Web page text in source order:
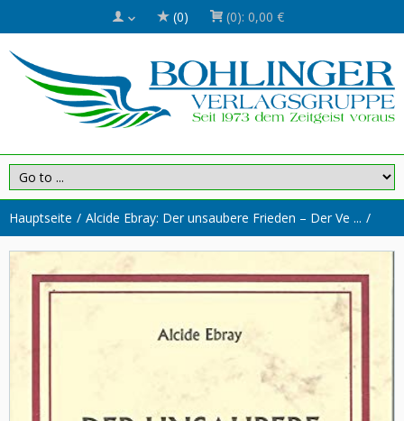
(0) (0): 0,00 €
Hauptseite Alcide Ebray: Der unsaubere Frieden – Der Ve ...